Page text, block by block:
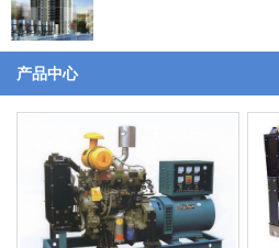
产品中心